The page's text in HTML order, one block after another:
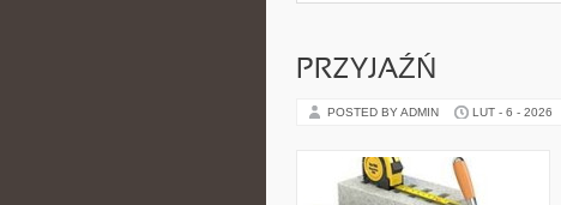
PRZYJAŹŃ
POSTED BY ADMIN LUT - 6 - 2026